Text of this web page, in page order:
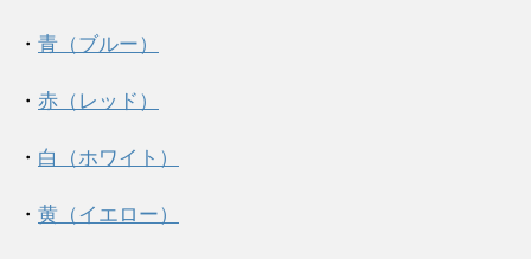
・ 青（ブルー）
・ 赤（レッド）
・ 白（ホワイト）
・ 黄（イエロー）